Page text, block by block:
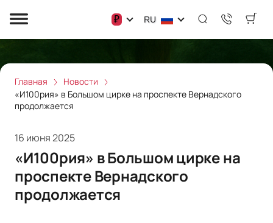
₽ RU
Главная
Новости
«И100рия» в Большом цирке на проспекте Вернадского
продолжается
16 июня 2025
«И100рия» в Большом цирке на
проспекте Вернадского
продолжается